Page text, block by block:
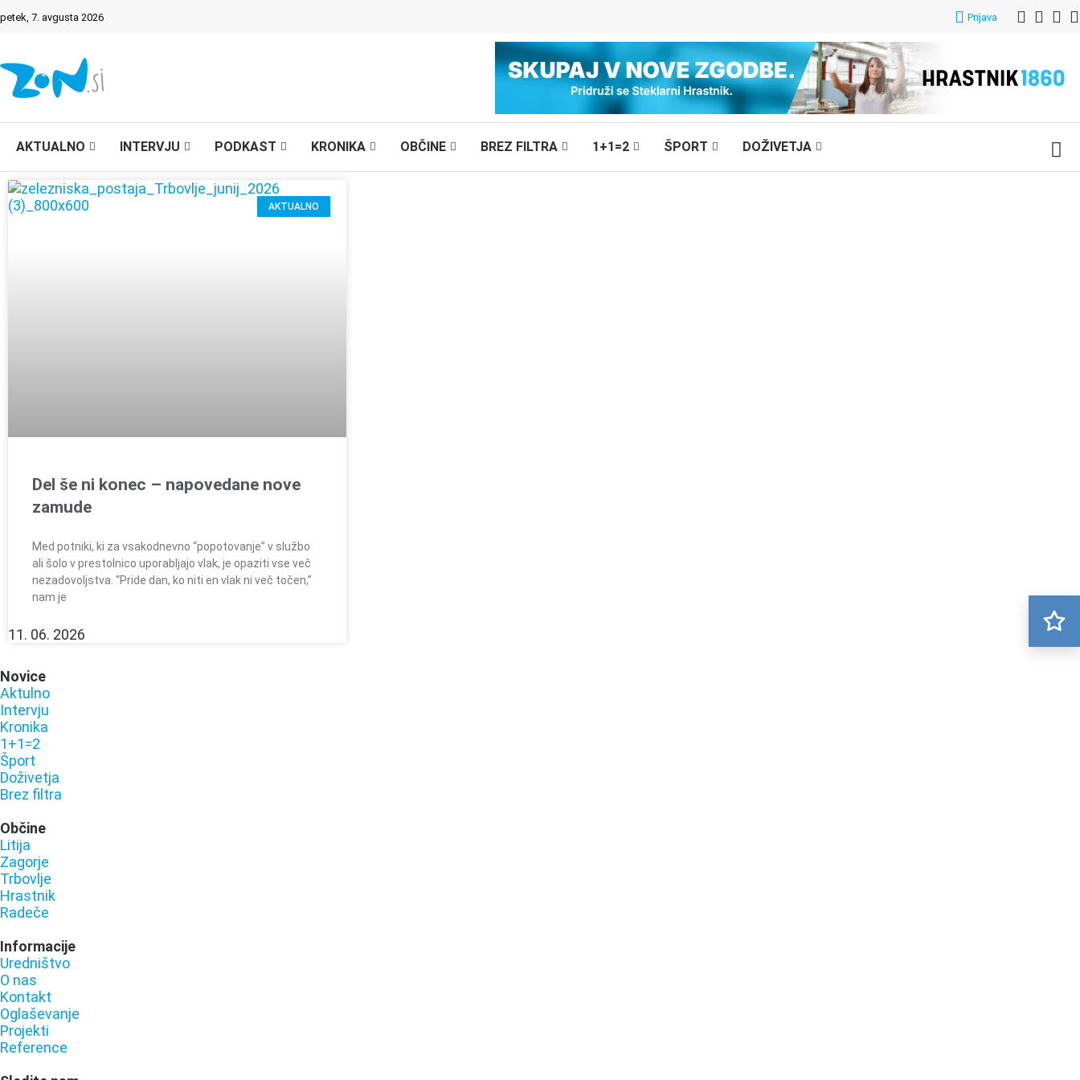
petek, 7. avgusta 2026 Prijava
AKTUALNO INTERVJU PODKAST KRONIKA OBČINE BREZ FILTRA 1+1=2 ŠPORT DOŽIVETJA
AKTUALNO
Del še ni konec – napovedane nove
zamude
Med potniki, ki za vsakodnevno “popotovanje” v službo
ali šolo v prestolnico uporabljajo vlak, je opaziti vse več
nezadovoljstva. “Pride dan, ko niti en vlak ni več točen,”
nam je
11. 06. 2026
Novice
Aktulno
Intervju
Kronika
1+1=2
Šport
Doživetja
Brez filtra
Občine
Litija
Zagorje
Trbovlje
Hrastnik
Radeče
Informacije
Uredništvo
O nas
Kontakt
Oglaševanje
Projekti
Reference